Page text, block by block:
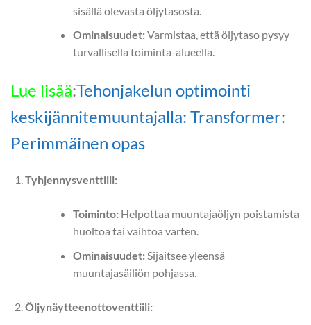
sisällä olevasta öljytasosta.
Ominaisuudet:Varmistaa, että öljytaso pysyy
turvallisella toiminta-alueella.
Lue lisää:Tehonjakelun optimointi
keskijännitemuuntajalla: Transformer:
Perimmäinen opas
Tyhjennysventtiili:
Toiminto:Helpottaa muuntajaöljyn poistamista
huoltoa tai vaihtoa varten.
Ominaisuudet:Sijaitsee yleensä
muuntajasäiliön pohjassa.
Öljynäytteenottoventtiili: